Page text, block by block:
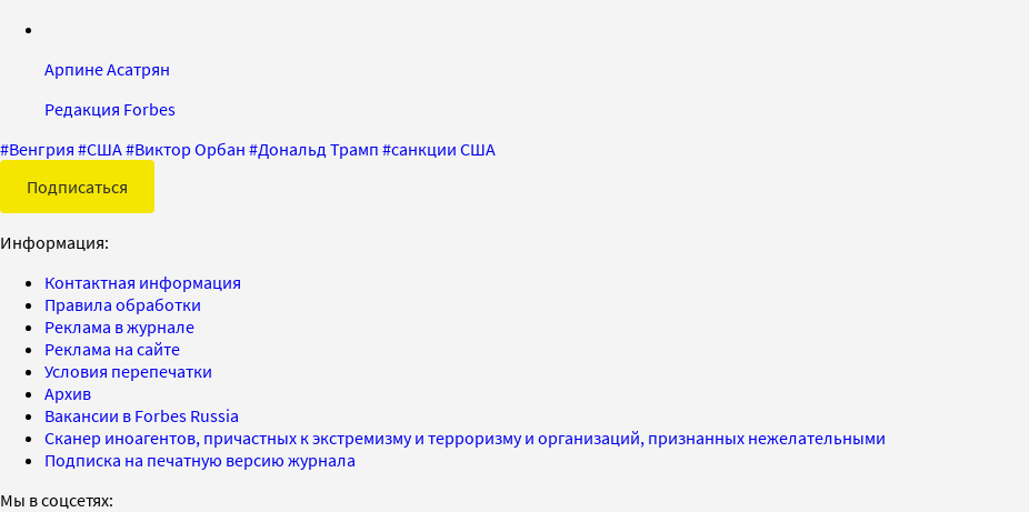
Арпине Асатрян
Редакция Forbes
#Венгрия #США#Виктор Орбан #Дональд Трамп #санкции США
Подписаться
Информация:
Контактная информация
Правила обработки
Реклама в журнале
Реклама на сайте
Условия перепечатки
Архив
Вакансии в Forbes Russia
Сканер иноагентов, причастных к экстремизму и терроризму и организаций, признанных нежелательными
Подписка на печатную версию журнала
Мы в соцсетях: